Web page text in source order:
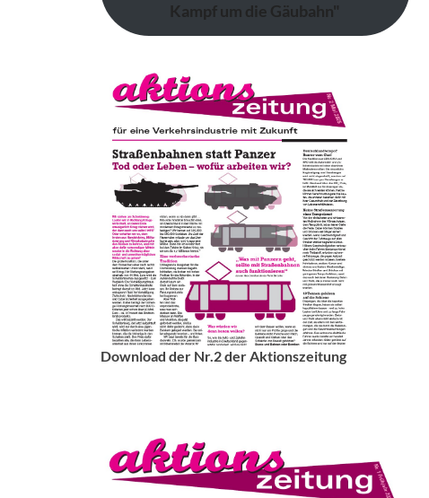
Kampf um die Gäubahn"
Download der Nr.2 der Aktionszeitung